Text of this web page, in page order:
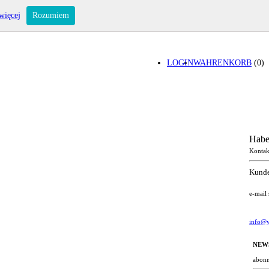
WAHRENKORB (0)
LOGIN
e-mail
Rozumiem